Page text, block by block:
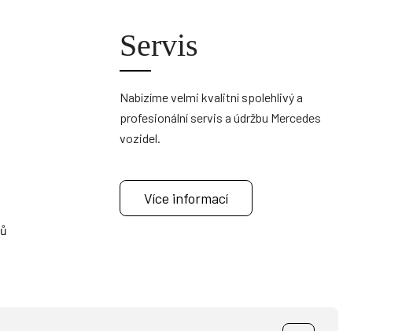
Servis
Nabízíme velmi kvalitní spolehlivý a
profesionální servis a údržbu Mercedes
vozidel.
Více informací